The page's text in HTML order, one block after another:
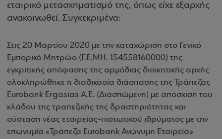
εταιρικό μετασχηματισμό της, όπως είχε εξαρχής
ανακοινωθεί. Συγκεκριμένα:
Στις 20 Μαρτίου 2020 με την καταχώριση στο Γενικό
Εμπορικό Μητρώο (Γ.Ε.ΜΗ. 154558160000) της
εγκριτικής απόφασης της αρμόδιας διοικητικής αρχής
ολοκληρώθηκε η διαδικασία διάσπασης της Τράπεζας
Eurobank Ergasias A.E. (Διασπώμενη) με απόσχιση του
κλάδου της τραπεζικής της δραστηριότητας και
σύσταση νέας εταιρείας-πιστωτικού ιδρύματος με την
επωνυμία «Τράπεζα Eurobank Ανώνυμη Εταιρεία»